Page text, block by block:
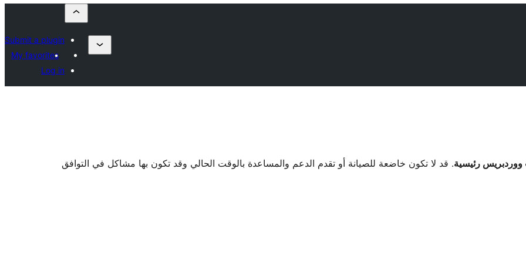
Submit a plugin
My favorites
Log in
. قد لا تكون خاضعة للصيانة أو تقدم الدعم والمساعدة بالوقت الحالي وقد تكون بها مشاكل في التوافق